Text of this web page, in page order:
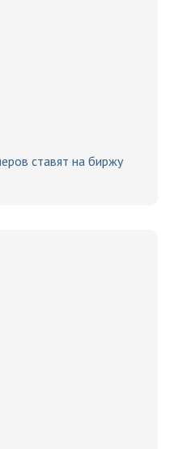
ставят на биржу